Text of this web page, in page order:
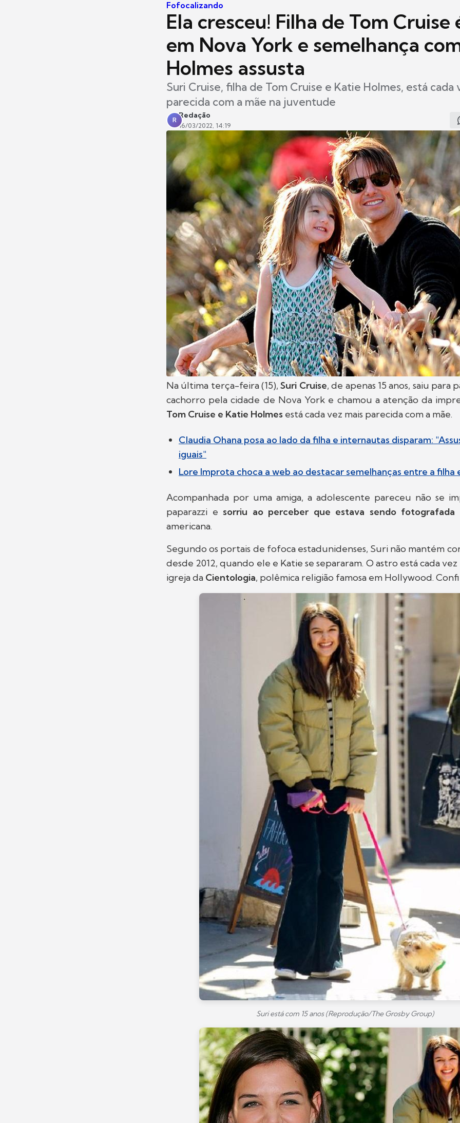
Fofocalizando
Ela cresceu! Filha de Tom Cruise
em Nova York e semelhança
Holmes assusta
Suri Cruise, filha de Tom Cruise e Katie Holmes, está cada
parecida com a mãe na juventude
R
Redação
16/03/2022, 14:19
Na última terça-feira (15),Suri Cruise, de apenas 15 anos, saiu para
cachorro pela cidade de Nova York e chamou a atenção da
Tom Cruise e Katie Holmes está cada vez mais parecida com a mãe.
Claudia Ohana posa ao lado da filha e internautas disparam:
iguais"
Lore Improta choca a web ao destacar semelhanças entre a filha
Acompanhada por uma amiga, a adolescente pareceu não se
paparazzi e sorriu ao perceber que estava sendo fotografada
americana.
Segundo os portais de fofoca estadunidenses, Suri não mantém
desde 2012, quando ele e Katie se separaram. O astro está cada
igreja da Cientologia, polêmica religião famosa em Hollywood.
Suri está com 15 anos (Reprodução/The Grosby Group)